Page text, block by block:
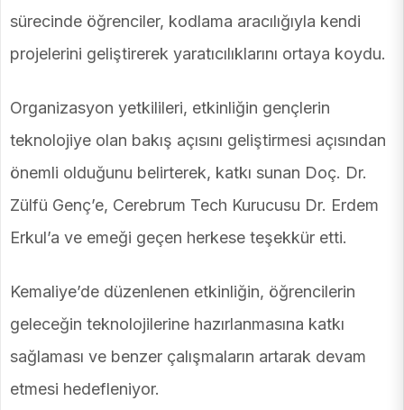
sürecinde öğrenciler, kodlama aracılığıyla kendi
projelerini geliştirerek yaratıcılıklarını ortaya koydu.
Organizasyon yetkilileri, etkinliğin gençlerin
teknolojiye olan bakış açısını geliştirmesi açısından
önemli olduğunu belirterek, katkı sunan Doç. Dr.
Zülfü Genç’e, Cerebrum Tech Kurucusu Dr. Erdem
Erkul’a ve emeği geçen herkese teşekkür etti.
Kemaliye’de düzenlenen etkinliğin, öğrencilerin
geleceğin teknolojilerine hazırlanmasına katkı
sağlaması ve benzer çalışmaların artarak devam
etmesi hedefleniyor.